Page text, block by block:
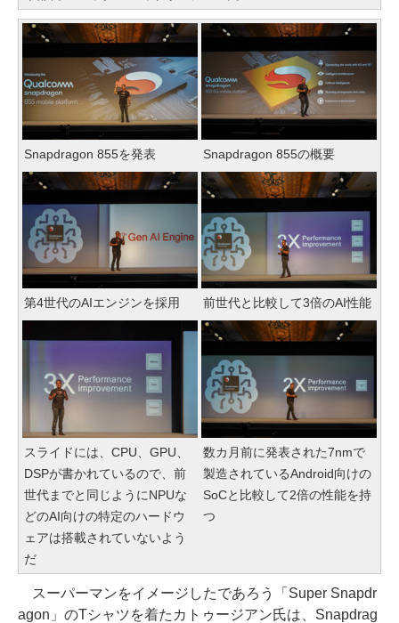
Snapdragon 855を発表 Snapdragon 855の概要
第4世代のAIエンジンを採用 前世代と比較して3倍のAI性能
スライドには、CPU、GPU、
DSPが書かれているので、前
世代までと同じようにNPUな
どのAI向けの特定のハードウ
ェアは搭載されていないよう
だ
数カ月前に発表された7nmで
製造されているAndroid向けの
SoCと比較して2倍の性能を持
つ
スーパーマンをイメージしたであろう「Super Snapdr
agon」のTシャツを着たカトゥージアン氏は、Snapdrag